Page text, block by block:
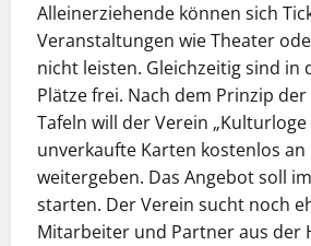
Alleinerziehende können sich
Veranstaltungen wie Theater
nicht leisten. Gleichzeitig sind in
Plätze frei. Nach dem Prinzip
Tafeln will der Verein
unverkaufte Karten kostenlos
weitergeben. Das Angebot soll
starten. Der Verein sucht noch
Mitarbeiter und Partner aus der